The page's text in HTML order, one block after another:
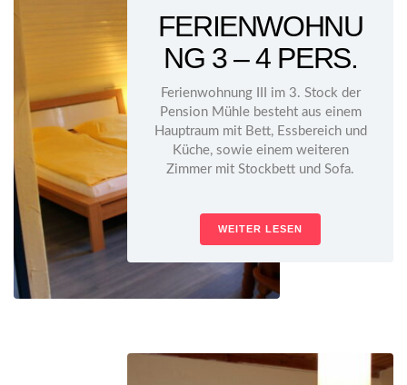
FERIENWOHNU
NG 3 – 4 PERS.
Ferienwohnung III im 3. Stock der
Pension Mühle besteht aus einem
Hauptraum mit Bett, Essbereich und
Küche, sowie einem weiteren
Zimmer mit Stockbett und Sofa.
WEITER LESEN